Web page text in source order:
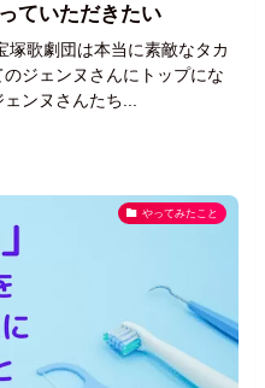
ていただきたい
塚歌劇団は本当に素敵なタカ
ジェンヌさんにトップにな
ンヌさんたち...
やってみたこと